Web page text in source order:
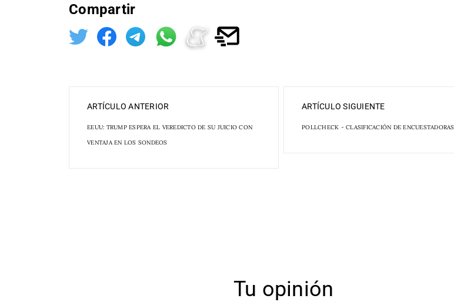
Compartir
ARTÍCULO ANTERIOR
EEUU: TRUMP ESPERA EL VEREDICTO DE SU JUICIO CON
VENTAJA EN LOS SONDEOS
ARTÍCULO SIGUIENTE
POLLCHECK - CLASIFICACIÓN DE ENCUESTADORAS
Tu opinión